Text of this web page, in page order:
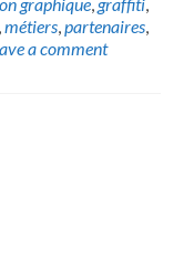
,métiers,partenaires,
a comment